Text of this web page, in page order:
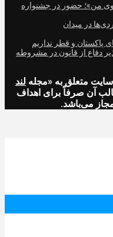
من»؛ حضور در جشنواره
در میدان
پاکستان و قطر نداریم
دفاع از قانون در مشروطه
متعلق به «مجله لند
آن صرفاً برای اهداف
می‌باشد.